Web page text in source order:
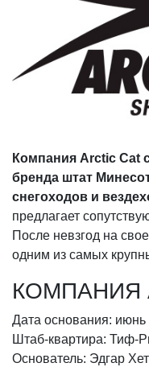
Компания Arctic Cat
бренда штат
снегоходов и
предлагает
После невзгод на
одним из самых
КОМПАНИЯ
Дата основания: июнь
Штаб-квартира: Тиф-
Основатель: Эдгар